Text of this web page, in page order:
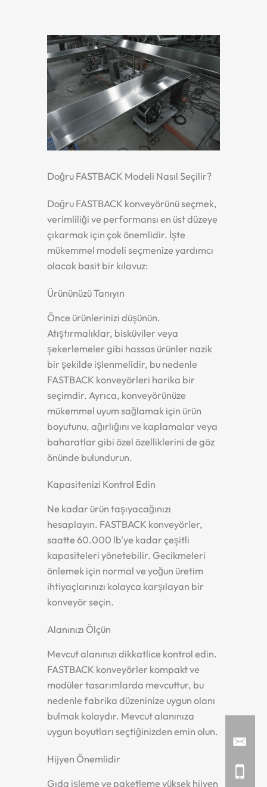
Doğru FASTBACK Modeli Nasıl Seçilir?
Doğru FASTBACK konveyörünü seçmek,
verimliliği ve performansı en üst düzeye
çıkarmak için çok önemlidir. İşte
mükemmel modeli seçmenize yardımcı
olacak basit bir kılavuz:
Ürününüzü Tanıyın
Önce ürünlerinizi düşünün.
Atıştırmalıklar, bisküviler veya
şekerlemeler gibi hassas ürünler nazik
bir şekilde işlenmelidir, bu nedenle
FASTBACK konveyörleri harika bir
seçimdir. Ayrıca, konveyörünüze
mükemmel uyum sağlamak için ürün
boyutunu, ağırlığını ve kaplamalar veya
baharatlar gibi özel özelliklerini de göz
önünde bulundurun.
Kapasitenizi Kontrol Edin
Ne kadar ürün taşıyacağınızı
hesaplayın. FASTBACK konveyörler,
saatte 60.000 lb'ye kadar çeşitli
kapasiteleri yönetebilir. Gecikmeleri
önlemek için normal ve yoğun üretim
ihtiyaçlarınızı kolayca karşılayan bir
konveyör seçin.
Alanınızı Ölçün
Mevcut alanınızı dikkatlice kontrol edin.
FASTBACK konveyörler kompakt ve
modüler tasarımlarda mevcuttur, bu
nedenle fabrika düzeninize uygun olanı
bulmak kolaydır. Mevcut alanınıza
uygun boyutları seçtiğinizden emin olun.
Hijyen Önemlidir
Gıda işleme ve paketleme yüksek hijyen